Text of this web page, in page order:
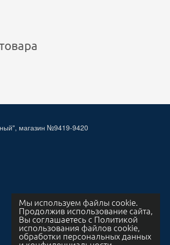
Мы используем файлы cookie.
Продолжив использование сайта,
Вы соглашаетесь с Политикой
использования файлов cookie,
обработки персональных данных
магазин №9419-9420